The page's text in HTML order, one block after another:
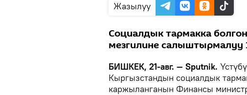
Жазылуу
Социалдык тармакка
мезгилине салыштырмалуу
БИШКЕК, 21-авг. — Sputnik.
Кыргызстандын социалдык
каржыланганын Финансы